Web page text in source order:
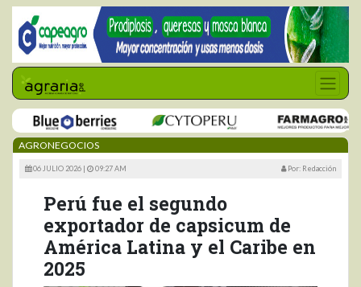
AGRONEGOCIOS
06 JULIO 2026 | 09:27 AM Por: Redacción
Perú fue el segundo
exportador de capsicum de
América Latina y el Caribe en
2025